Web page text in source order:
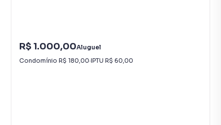
R$ 1.000,00Aluguel
Condomínio R$ 180,00·IPTU R$ 60,00